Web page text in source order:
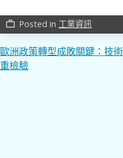
work_outline Posted in 工業資訊
文
章
歐洲政策轉型成敗關鍵：技
重檢驗